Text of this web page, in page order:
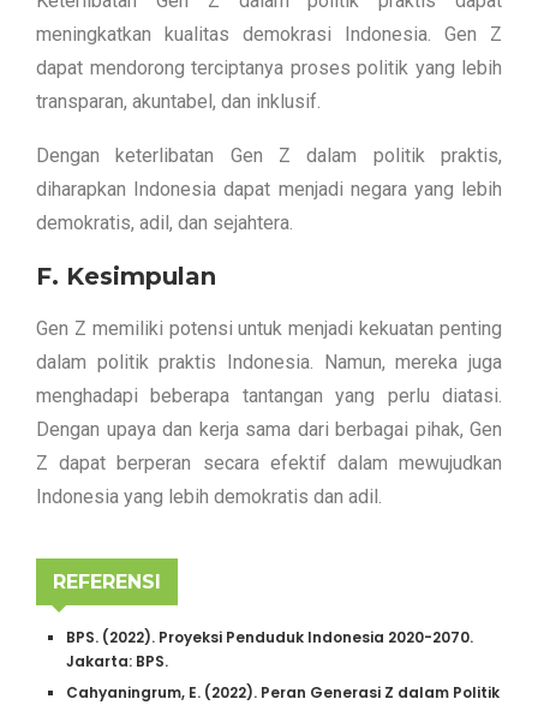
meningkatkan kualitas demokrasi Indonesia. Gen Z
dapat mendorong terciptanya proses politik yang lebih
transparan, akuntabel, dan inklusif.
Dengan keterlibatan Gen Z dalam politik praktis,
diharapkan Indonesia dapat menjadi negara yang lebih
demokratis, adil, dan sejahtera.
F. Kesimpulan
Gen Z memiliki potensi untuk menjadi kekuatan penting
dalam politik praktis Indonesia. Namun, mereka juga
menghadapi beberapa tantangan yang perlu diatasi.
Dengan upaya dan kerja sama dari berbagai pihak, Gen
Z dapat berperan secara efektif dalam mewujudkan
Indonesia yang lebih demokratis dan adil.
REFERENSI
BPS. (2022). Proyeksi Penduduk Indonesia 2020-2070.
Jakarta: BPS.
Cahyaningrum, E. (2022). Peran Generasi Z dalam Politik